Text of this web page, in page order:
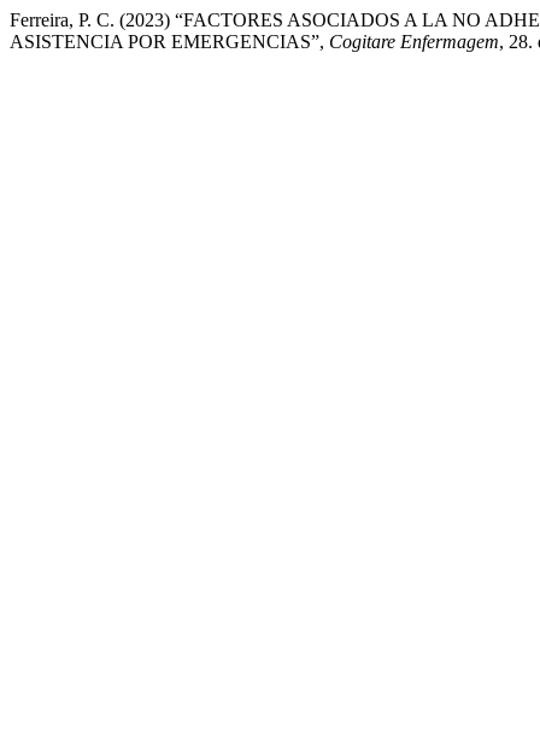
Ferreira, P. C. (2023) “FACTORES ASOCIADOS A LA NO
ASISTENCIA POR EMERGENCIAS”, Cogitare Enfermagem, 28.